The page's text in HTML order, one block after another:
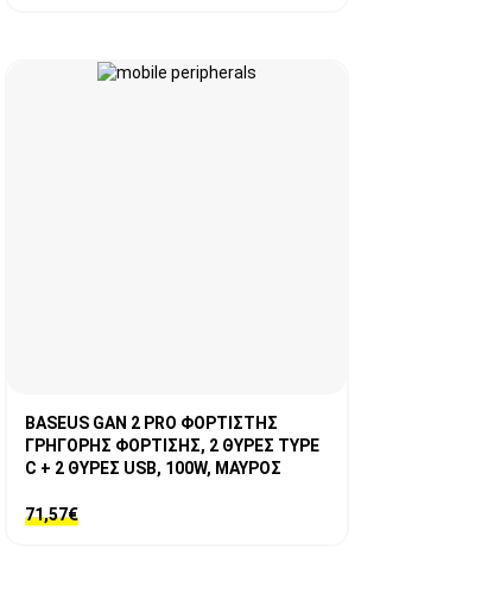
BASEUS GAN 2 PRO ΦΟΡΤΙΣΤΗΣ
ΓΡΗΓΟΡΗΣ ΦΟΡΤΙΣΗΣ, 2 ΘΥΡΕΣ TYPE
C + 2 ΘΥΡΕΣ USB, 100W, ΜΑΥΡΟΣ
71,57€